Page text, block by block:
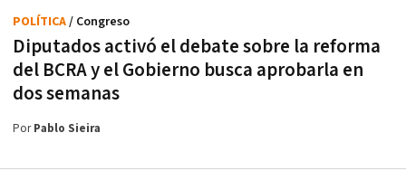
Diputados activó el debate sobre la reforma
del BCRA y el Gobierno busca aprobarla en
dos semanas
POLÍTICA/ Congreso
PorPablo Sieira